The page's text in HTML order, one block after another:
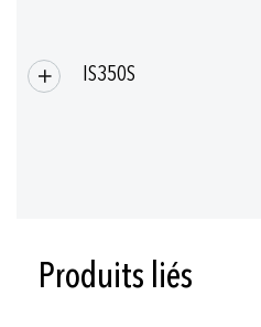
IS350S
Produits liés